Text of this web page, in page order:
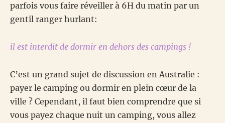
parfois vous faire réveiller à 6H du matin par un
gentil ranger hurlant:
il est interdit de dormir en dehors des campings !
C’est un grand sujet de discussion en Australie :
payer le camping ou dormir en plein cœur de la
ville ? Cependant, il faut bien comprendre que si
vous payez chaque nuit un camping, vous allez